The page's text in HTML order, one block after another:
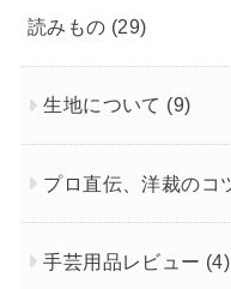
読みもの (29)
生地について (9)
プロ直伝、洋裁のコ
手芸用品レビュー (4)